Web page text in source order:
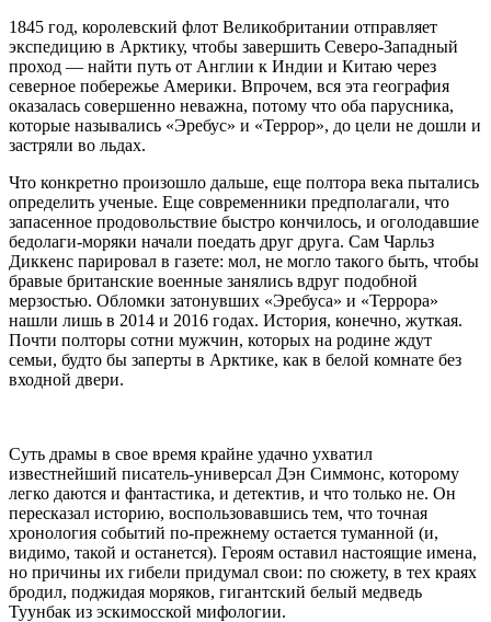
1845 год, королевский флот Великобритании отправляет
экспедицию в Арктику, чтобы завершить Северо-Западный
проход — найти путь от Англии к Индии и Китаю через
северное побережье Америки. Впрочем, вся эта география
оказалась совершенно неважна, потому что оба парусника,
которые назывались «Эребус» и «Террор», до цели не дошли и
застряли во льдах.
Что конкретно произошло дальше, еще полтора века пытались
определить ученые. Еще современники предполагали, что
запасенное продовольствие быстро кончилось, и оголодавшие
бедолаги-моряки начали поедать друг друга. Сам Чарльз
Диккенс парировал в газете: мол, не могло такого быть, чтобы
бравые британские военные занялись вдруг подобной
мерзостью. Обломки затонувших «Эребуса» и «Террора»
нашли лишь в 2014 и 2016 годах. История, конечно, жуткая.
Почти полторы сотни мужчин, которых на родине ждут
семьи, будто бы заперты в Арктике, как в белой комнате без
входной двери.
Суть драмы в свое время крайне удачно ухватил
известнейший писатель-универсал Дэн Симмонс, которому
легко даются и фантастика, и детектив, и что только не. Он
пересказал историю, воспользовавшись тем, что точная
хронология событий по-прежнему остается туманной (и,
видимо, такой и останется). Героям оставил настоящие имена,
но причины их гибели придумал свои: по сюжету, в тех краях
бродил, поджидая моряков, гигантский белый медведь
Туунбак из эскимосской мифологии.